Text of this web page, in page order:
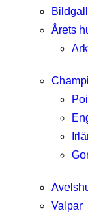
Årets
Valpar